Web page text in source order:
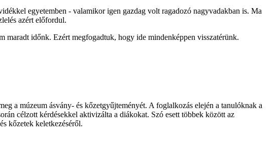
egyetemben - valamikor igen gazdag volt ragadozó nagyvadakban is. Ma
azért előfordul.
maradt időnk. Ezért megfogadtuk, hogy ide mindenképpen visszatérünk.
a múzeum ásvány- és kőzetgyűjteményét. A foglalkozás elején a tanulóknak a
célzott kérdésekkel aktivizálta a diákokat. Szó esett többek között az
kőzetek keletkezéséről.